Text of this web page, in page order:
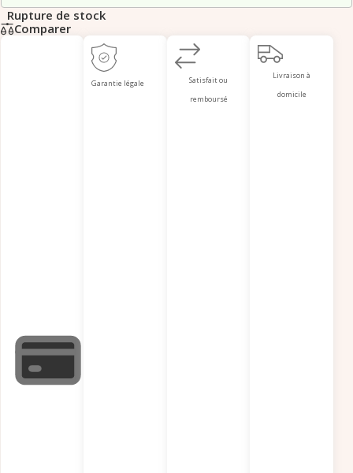
Rupture de stock
Comparer
Garantie légale
Satisfait ou
remboursé
Livraison à
domicile